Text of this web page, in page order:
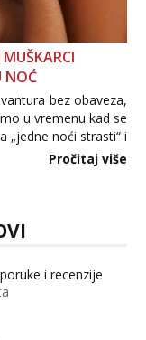
NOĆ
bez obaveza,
u vremenu kad se
„jedne noći strasti“ i
misle žene, a što
Pročitaj više
i recenzije